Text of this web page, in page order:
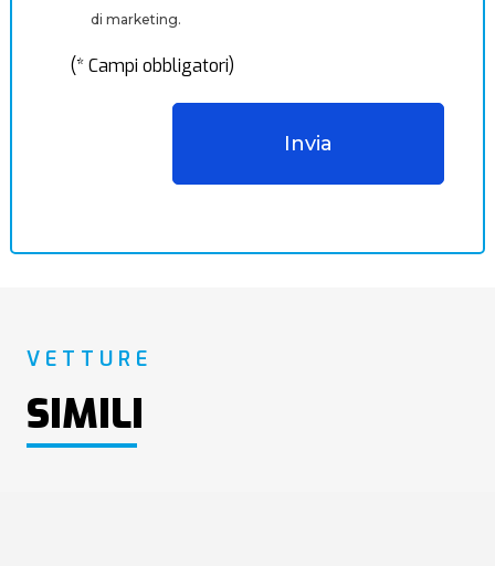
di marketing.
(* Campi obbligatori)
VETTURE
SIMILI